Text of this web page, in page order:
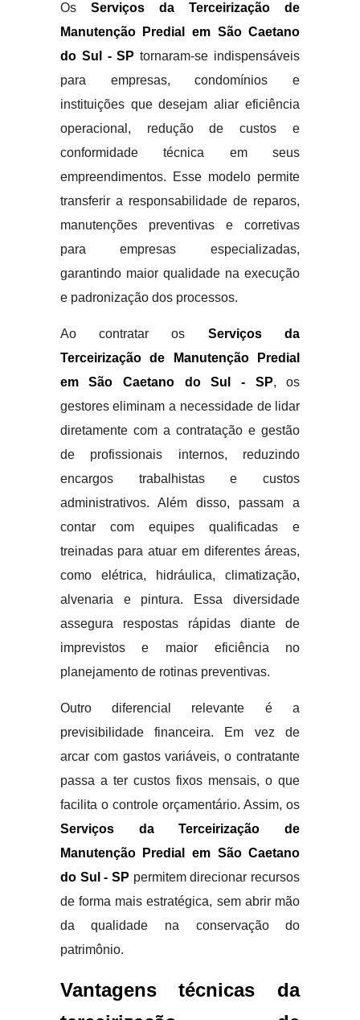
Os Serviços da Terceirização de
Manutenção Predial em São Caetano
do Sul - SP tornaram-se indispensáveis
para empresas, condomínios e
instituições que desejam aliar eficiência
operacional, redução de custos e
conformidade técnica em seus
empreendimentos. Esse modelo permite
transferir a responsabilidade de reparos,
manutenções preventivas e corretivas
para empresas especializadas,
garantindo maior qualidade na execução
e padronização dos processos.
Ao contratar os Serviços da
Terceirização de Manutenção Predial
em São Caetano do Sul - SP, os
gestores eliminam a necessidade de lidar
diretamente com a contratação e gestão
de profissionais internos, reduzindo
encargos trabalhistas e custos
administrativos. Além disso, passam a
contar com equipes qualificadas e
treinadas para atuar em diferentes áreas,
como elétrica, hidráulica, climatização,
alvenaria e pintura. Essa diversidade
assegura respostas rápidas diante de
imprevistos e maior eficiência no
planejamento de rotinas preventivas.
Outro diferencial relevante é a
previsibilidade financeira. Em vez de
arcar com gastos variáveis, o contratante
passa a ter custos fixos mensais, o que
facilita o controle orçamentário. Assim, os
Serviços da Terceirização de
Manutenção Predial em São Caetano
do Sul - SP permitem direcionar recursos
de forma mais estratégica, sem abrir mão
da qualidade na conservação do
patrimônio.
Vantagens técnicas da